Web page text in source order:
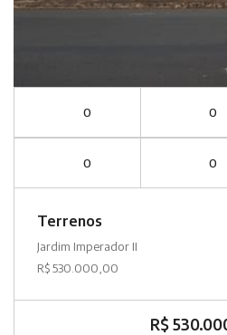
0 0
0 0
Terrenos
Jardim Imperador II
R$ 530.000,00
R$